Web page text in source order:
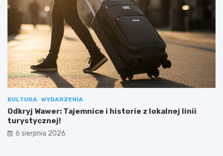
KULTURA WYDARZENIA
Odkryj Wawer: Tajemnice i historie z lokalnej linii
turystycznej!
6 sierpnia 2026